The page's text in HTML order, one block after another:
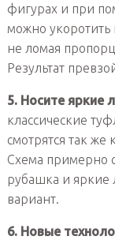
фигурах и при
можно укоротить
не ломая
Результат
5. Носите яркие
классические
смотрятся так же
Схема примерно
рубашка и яркие
вариант.
6. Новые